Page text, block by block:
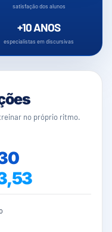
satisfação dos alunos
+10 ANOS
especialistas em discursivas
no próprio ritmo.